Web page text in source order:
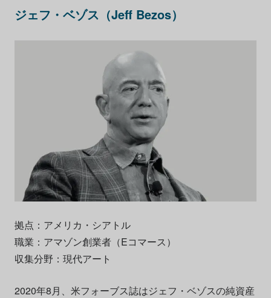
ジェフ・ベゾス（Jeff Bezos）
拠点：アメリカ・シアトル
職業：アマゾン創業者（Eコマース）
収集分野：現代アート
2020年8月、米フォーブス誌はジェフ・ベゾスの純資産